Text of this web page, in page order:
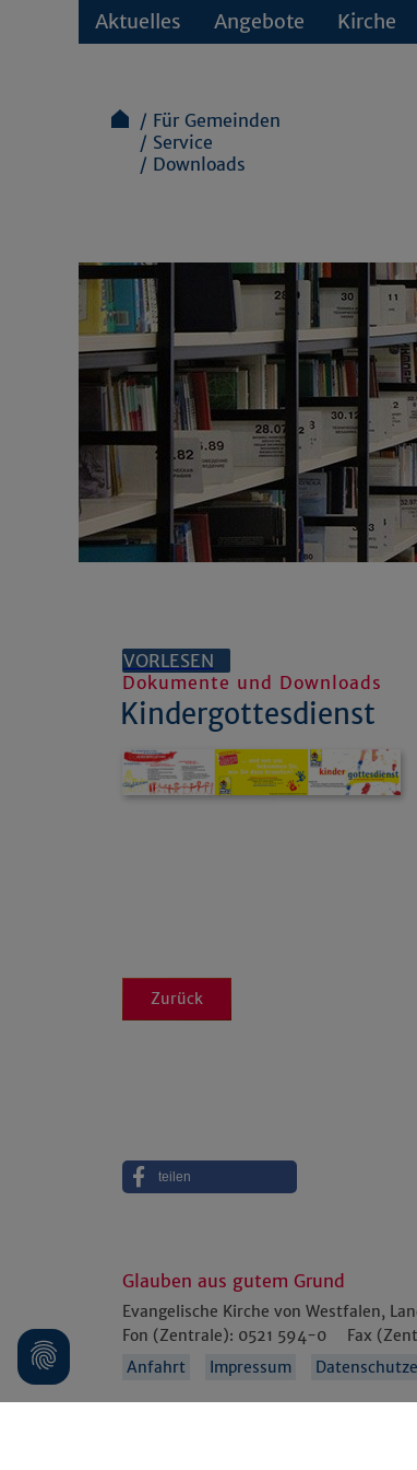
Aktuelles Angebote Kirche
Für Gemeinden
Service
Downloads
VORLESEN
Dokumente und Downloads
Kindergottesdienst
Zurück
teilen
Glauben aus gutem Grund
Evangelische Kirche von Westfalen,
Fon (Zentrale): 0521 594-0 Fax
Anfahrt
Impressum